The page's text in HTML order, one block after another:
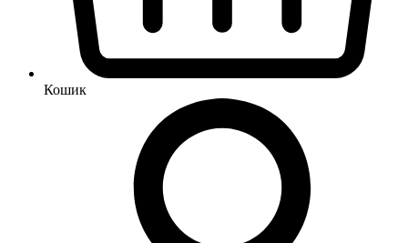
Кошик